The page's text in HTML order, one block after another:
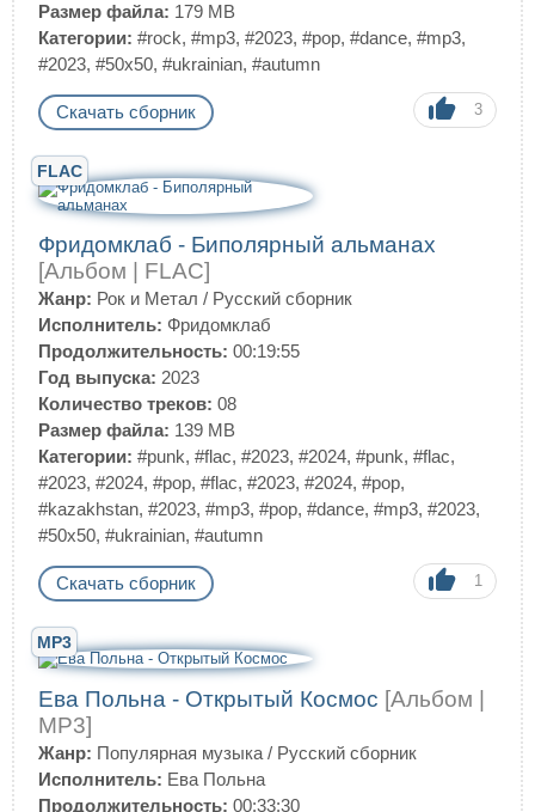
Размер файла: 179 MB
Категории: #rock, #mp3, #2023, #pop, #dance, #mp3,
#2023, #50x50, #ukrainian, #autumn
Скачать сборник 3
FLAC
Фридомклаб - Биполярный альманах
[Альбом | FLAC]
Жанр: Рок и Метал / Русский сборник
Исполнитель: Фридомклаб
Продолжительность: 00:19:55
Год выпуска: 2023
Количество треков: 08
Размер файла: 139 MB
Категории: #punk, #flac, #2023, #2024, #punk, #flac,
#2023, #2024, #pop, #flac, #2023, #2024, #pop,
#kazakhstan, #2023, #mp3, #pop, #dance, #mp3, #2023,
#50x50, #ukrainian, #autumn
Скачать сборник 1
MP3
Ева Польна - Открытый Космос [Альбом |
MP3]
Жанр: Популярная музыка / Русский сборник
Исполнитель: Ева Польна
Продолжительность: 00:33:30